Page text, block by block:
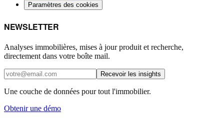
Paramètres des cookies
NEWSLETTER
Analyses immobilières, mises à jour produit et recherche,
directement dans votre boîte mail.
Recevoir les insights
Une couche de données pour tout l'immobilier.
Obtenir une démo